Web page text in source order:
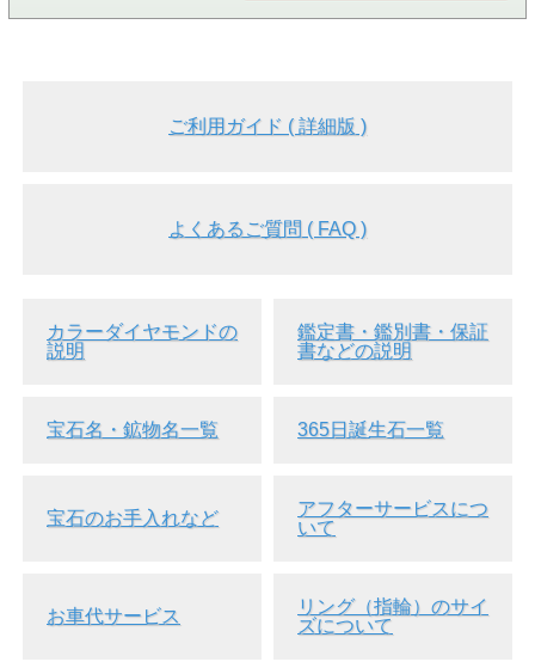
▲中央宝石研究所 ソーティング画像
ご利用ガイド ( 詳細版 )
よくあるご質問 ( FAQ )
カラーダイヤモンドの
説明
鑑定書・鑑別書・保証
書などの説明
宝石名・鉱物名一覧 365日誕生石一覧
宝石のお手入れなど
アフターサービスにつ
いて
お車代サービス
リング（指輪）のサイ
ズについて